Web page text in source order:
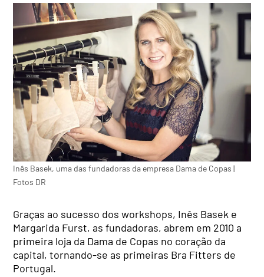
Inês Basek, uma das fundadoras da empresa Dama de Copas |
Fotos DR
Graças ao sucesso dos workshops, Inês Basek e
Margarida Furst, as fundadoras, abrem em 2010 a
primeira loja da Dama de Copas no coração da
capital, tornando-se as primeiras Bra Fitters de
Portugal.